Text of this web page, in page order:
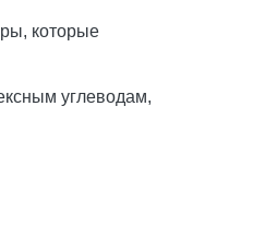
которые
углеводам,